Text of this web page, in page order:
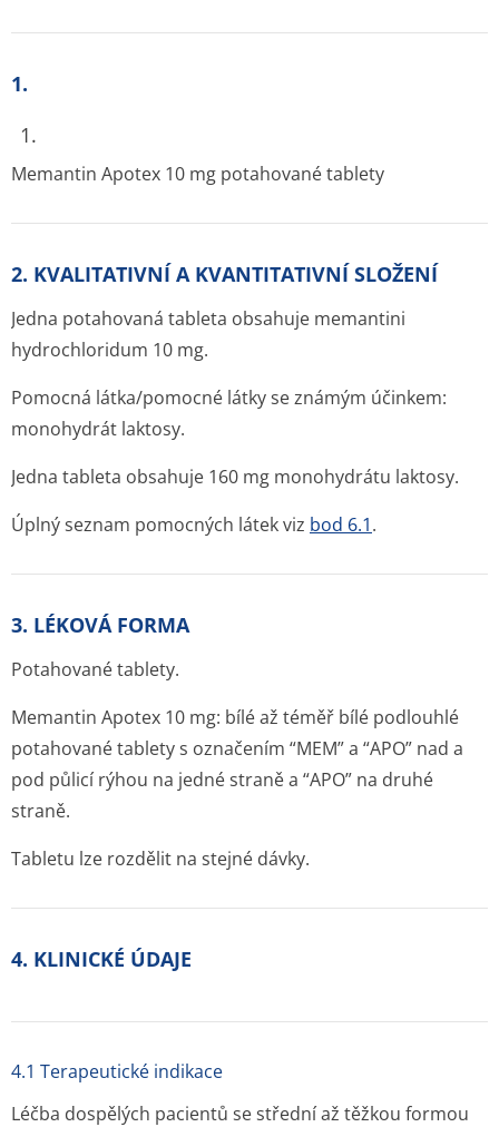
1.
1.
Memantin Apotex 10 mg potahované tablety
2. KVALITATIVNÍ A KVANTITATIVNÍ SLOŽENÍ
Jedna potahovaná tableta obsahuje memantini
hydrochloridum 10 mg.
Pomocná látka/pomocné látky se známým účinkem:
monohydrát laktosy.
Jedna tableta obsahuje 160 mg monohydrátu laktosy.
Úplný seznam pomocných látek viz bod 6.1.
3. LÉKOVÁ FORMA
Potahované tablety.
Memantin Apotex 10 mg: bílé až téměř bílé podlouhlé
potahované tablety s označením “MEM” a “APO” nad a
pod půlicí rýhou na jedné straně a “APO” na druhé
straně.
Tabletu lze rozdělit na stejné dávky.
4. KLINICKÉ ÚDAJE
4.1 Terapeutické indikace
Léčba dospělých pacientů se střední až těžkou formou